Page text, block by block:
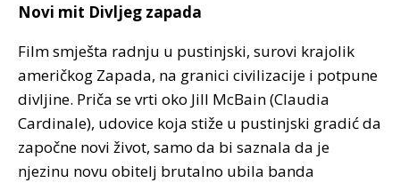
Novi mit Divljeg zapada
Film smješta radnju u pustinjski, surovi krajolik
američkog Zapada, na granici civilizacije i potpune
divljine. Priča se vrti oko Jill McBain (Claudia
Cardinale), udovice koja stiže u pustinjski gradić da
započne novi život, samo da bi saznala da je
njezinu novu obitelj brutalno ubila banda